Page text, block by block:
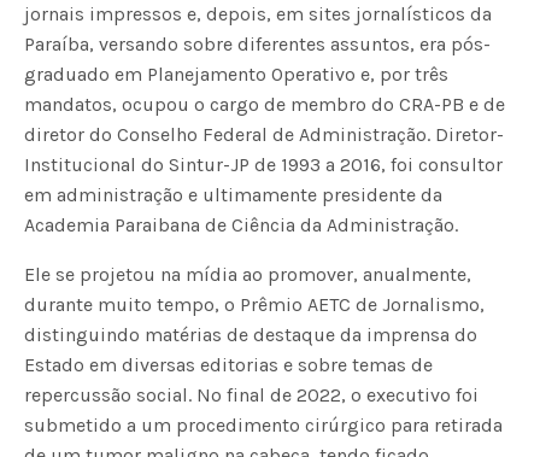
jornais impressos e, depois, em sites jornalísticos da
Paraíba, versando sobre diferentes assuntos, era pós-
graduado em Planejamento Operativo e, por três
mandatos, ocupou o cargo de membro do CRA-PB e de
diretor do Conselho Federal de Administração. Diretor-
Institucional do Sintur-JP de 1993 a 2016, foi consultor
em administração e ultimamente presidente da
Academia Paraibana de Ciência da Administração.
Ele se projetou na mídia ao promover, anualmente,
durante muito tempo, o Prêmio AETC de Jornalismo,
distinguindo matérias de destaque da imprensa do
Estado em diversas editorias e sobre temas de
repercussão social. No final de 2022, o executivo foi
submetido a um procedimento cirúrgico para retirada